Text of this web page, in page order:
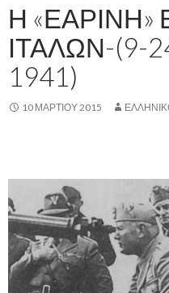
Η
ΙΤΑΛΩΝ-(9-
1941)
10 ΜΑΡΤΊΟΥ 2015